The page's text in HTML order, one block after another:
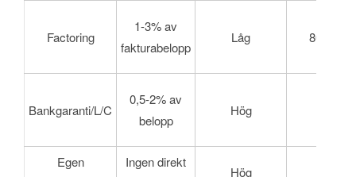
Factoring
1-3% av
fakturabelopp
Låg 80-100%
Bankgaranti/L/C
0,5-2% av
belopp
Hög
Egen
Ingen direkt
Hög